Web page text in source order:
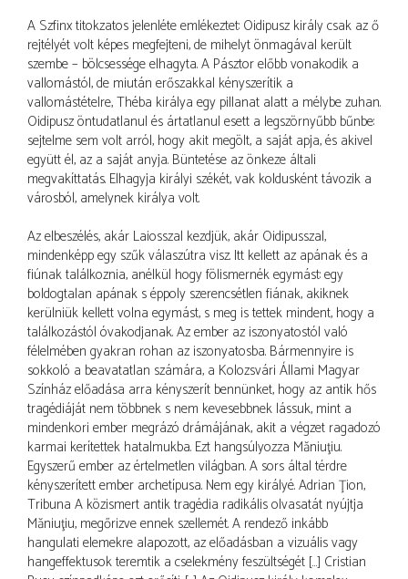
A Szfinx titokzatos jelenléte emlékeztet: Oidipusz király csak az ő
rejtélyét volt képes megfejteni, de mihelyt önmagával került
szembe – bölcsessége elhagyta. A Pásztor előbb vonakodik a
vallomástól, de miután erőszakkal kényszerítik a
vallomástételre, Théba királya egy pillanat alatt a mélybe zuhan.
Oidipusz öntudatlanul és ártatlanul esett a legszörnyűbb bűnbe:
sejtelme sem volt arról, hogy akit megölt, a saját apja, és akivel
együtt él, az a saját anyja. Büntetése az önkeze általi
megvakíttatás. Elhagyja királyi székét, vak koldusként távozik a
városból, amelynek királya volt.
Az elbeszélés, akár Laiosszal kezdjük, akár Oidipusszal,
mindenképp egy szűk válaszútra visz. Itt kellett az apának és a
fiúnak találkoznia, anélkül hogy fölismernék egymást: egy
boldogtalan apának s éppoly szerencsétlen fiának, akiknek
kerülniük kellett volna egymást, s meg is tettek mindent, hogy a
találkozástól óvakodjanak. Az ember az iszonyatostól való
félelmében gyakran rohan az iszonyatosba. Bármennyire is
sokkoló a beavatatlan számára, a Kolozsvári Állami Magyar
Színház előadása arra kényszerít bennünket, hogy az antik hős
tragédiáját nem többnek s nem kevesebbnek lássuk, mint a
mindenkori ember megrázó drámájának, akit a végzet ragadozó
karmai kerítettek hatalmukba. Ezt hangsúlyozza Măniuţiu.
Egyszerű ember az értelmetlen világban. A sors által térdre
kényszerített ember archetípusa. Nem egy királyé. Adrian Ţion,
Tribuna A közismert antik tragédia radikális olvasatát nyújtja
Măniuţiu, megőrizve ennek szellemét. A rendező inkább
hangulati elemekre alapozott, az előadásban a vizuális vagy
hangeffektusok teremtik a cselekmény feszültségét […] Cristian